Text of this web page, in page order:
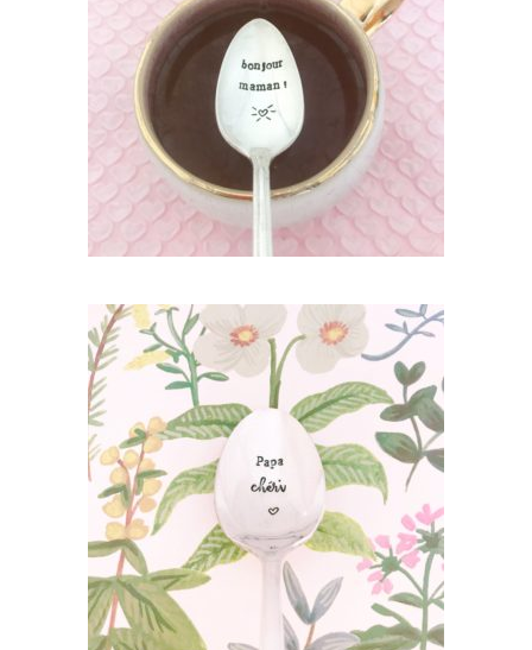
PETITE CUILLÈRE GRAVÉE VINTAGE :
BONJOUR MAMAN!
35,00€
AJOUTER AU PANIER
PETITE CUILLÈRE GRAVÉE VINTAGE : PAPA
35,00€
AJOUTER AU PANIER